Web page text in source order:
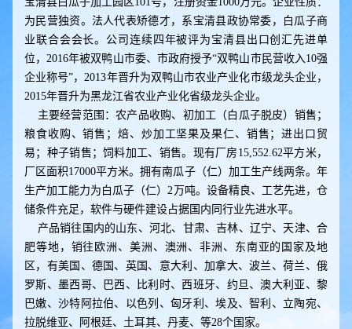
为民营独资。法人代表矫德才，系宝清县政协常委，白瓜子商
业联合会会长。公司连续四年被评为宝清县出口创汇先进单
位，2016年被双鸭山市委、市政府授予“双鸭山市民营收入10强
企业称号”，2013年晋升为双鸭山市农业产业化市级龙头企业，
2015年晋升为黑龙江省农业产业化省级龙头企业。
主要经营范围：农产品收购、初加工（白瓜子脱皮）销售；
粮食收购、销售；焙、炒加工坚果及果仁、销售；进出口贸
易；种子销售；饲料加工、销售。现有厂房15,552.62平方米，
厂区面积17000平方米。拥有南瓜子（仁）加工生产线两条。年
生产加工能力为白瓜子（仁）2万吨。设备精良、工艺先进，仓
储条件充足，软件与硬件建设占据国内同行业先进水平。
产品销往国内的山东、河北、甘肃、吉林、辽宁、天津、合
肥等地，销往欧洲、美洲、澳洲、非洲、东南亚的国家及地
区，有美国、德国、英国、意大利、加拿大、波兰、荷兰、俄
罗斯、墨西哥、巴西、比利时、西班牙、约旦、澳大利亚、黎
巴嫩、沙特阿拉伯、以色列、匈牙利、埃及、智利、立陶宛、
拉脱维亚、阿根廷、土耳其、丹麦、等28个国家。